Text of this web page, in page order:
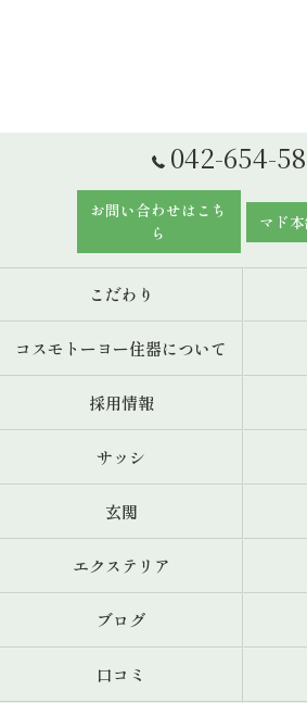
042-654-
お問い合わせはこち
ら
マド
こだわり
コスモトーヨー住器について
採用情報
サッシ
玄関
エクステリア
ブログ
口コミ